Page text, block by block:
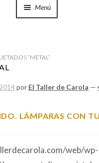
Menú
“METAL”
por El Taller de Carola —
LÁMPARAS CON